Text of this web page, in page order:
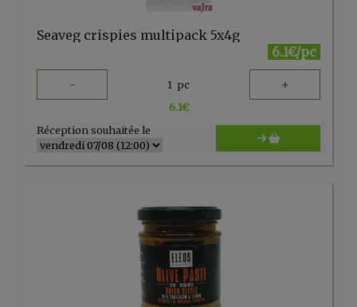
Seaveg crispies multipack 5x4g
6.1€/pc
- 1 pc +
6.1€
Réception souhaitée le